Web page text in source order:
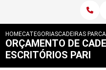
HOMECATEGORIASCADEIRAS PARA
ORÇAMENTO DE
ESCRITÓRIOS PARI